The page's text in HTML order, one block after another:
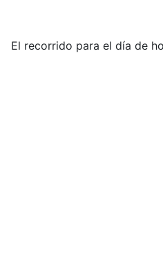
El recorrido para el día de